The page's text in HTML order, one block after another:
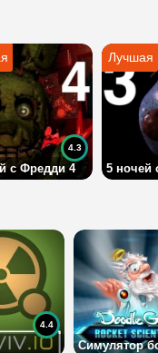
с Фредди 4
4.3
5 ночей
4.4
Симулятор